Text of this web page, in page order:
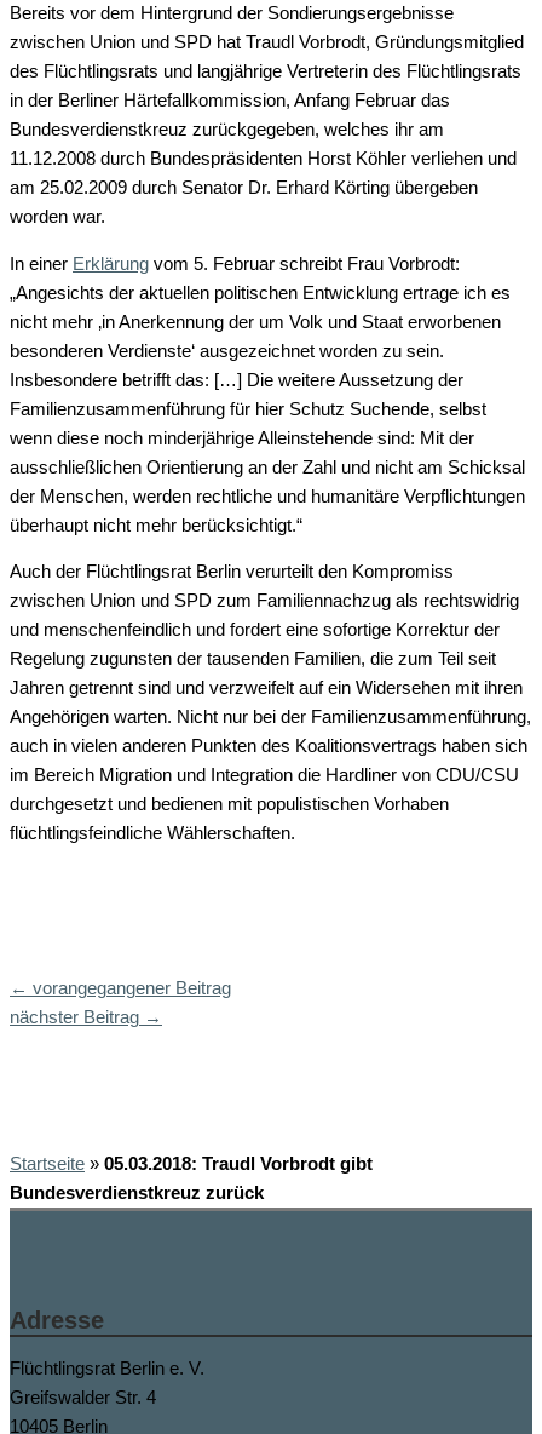
Bereits vor dem Hintergrund der Sondierungsergebnisse
zwischen Union und SPD hat Traudl Vorbrodt, Gründungsmitglied
des Flüchtlingsrats und langjährige Vertreterin des Flüchtlingsrats
in der Berliner Härtefallkommission, Anfang Februar das
Bundesverdienstkreuz zurückgegeben, welches ihr am
11.12.2008 durch Bundespräsidenten Horst Köhler verliehen und
am 25.02.2009 durch Senator Dr. Erhard Körting übergeben
worden war.
In einer Erklärung vom 5. Februar schreibt Frau Vorbrodt:
„Angesichts der aktuellen politischen Entwicklung ertrage ich es
nicht mehr ‚in Anerkennung der um Volk und Staat erworbenen
besonderen Verdienste‘ ausgezeichnet worden zu sein.
Insbesondere betrifft das: […] Die weitere Aussetzung der
Familienzusammenführung für hier Schutz Suchende, selbst
wenn diese noch minderjährige Alleinstehende sind: Mit der
ausschließlichen Orientierung an der Zahl und nicht am Schicksal
der Menschen, werden rechtliche und humanitäre Verpflichtungen
überhaupt nicht mehr berücksichtigt.“
Auch der Flüchtlingsrat Berlin verurteilt den Kompromiss
zwischen Union und SPD zum Familiennachzug als rechtswidrig
und menschenfeindlich und fordert eine sofortige Korrektur der
Regelung zugunsten der tausenden Familien, die zum Teil seit
Jahren getrennt sind und verzweifelt auf ein Widersehen mit ihren
Angehörigen warten. Nicht nur bei der Familienzusammenführung,
auch in vielen anderen Punkten des Koalitionsvertrags haben sich
im Bereich Migration und Integration die Hardliner von CDU/CSU
durchgesetzt und bedienen mit populistischen Vorhaben
flüchtlingsfeindliche Wählerschaften.
← vorangegangener Beitrag
nächster Beitrag →
Startseite » 05.03.2018: Traudl Vorbrodt gibt
Bundesverdienstkreuz zurück
Adresse
Flüchtlingsrat Berlin e. V.
Greifswalder Str. 4
10405 Berlin